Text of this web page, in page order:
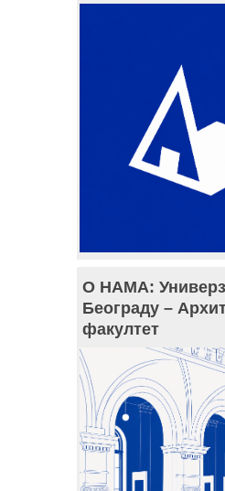
О НАМА:
Београду –
факултет